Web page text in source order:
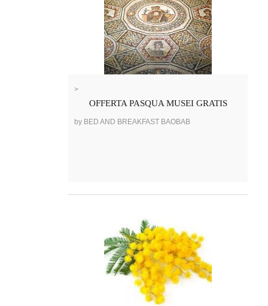
>
OFFERTA PASQUA MUSEI GRATIS
by BED AND BREAKFAST BAOBAB